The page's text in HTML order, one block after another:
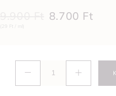
8.700 Ft
(29 Ft / ml)